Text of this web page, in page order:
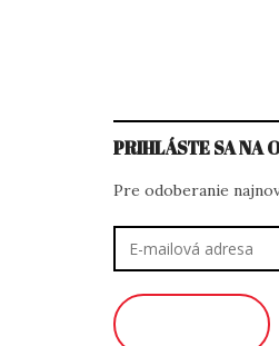
PRIHLÁSTE SA NA
Pre odoberanie